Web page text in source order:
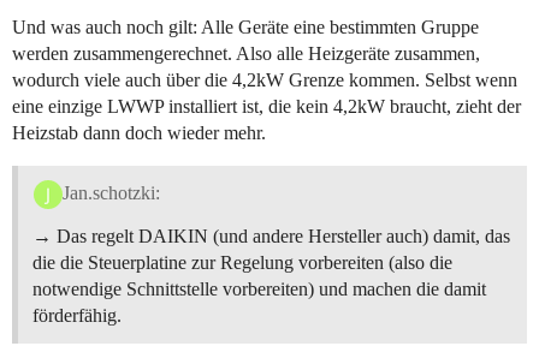
Und was auch noch gilt: Alle Geräte eine bestimmten Gruppe
werden zusammengerechnet. Also alle Heizgeräte zusammen,
wodurch viele auch über die 4,2kW Grenze kommen. Selbst wenn
eine einzige LWWP installiert ist, die kein 4,2kW braucht, zieht der
Heizstab dann doch wieder mehr.
Jan.schotzki:
→ Das regelt DAIKIN (und andere Hersteller auch) damit, das
die die Steuerplatine zur Regelung vorbereiten (also die
notwendige Schnittstelle vorbereiten) und machen die damit
förderfähig.